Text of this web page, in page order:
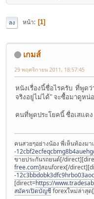
ลง หน้า 1
เกมส์
29 พฤศจิกายน 2011, 18:57:45
หนังเรื่องนี้ชื่อไรครับ ที่พูด
จริงอยู่ไม่ได้" จะซื้อมาดูหน่
คนที่พูดประโยคนี้ ชื่อเสแด
คนสวยๆอย่างน้อง พี่เห็นท้องมา
-
ขายประกันรถยนต์[/
free.com]สอนforex[/
-
[direct=https://
สมัครเปิดบัญชีforexใหม่ล่าสุด